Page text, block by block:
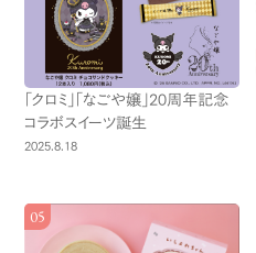
「クロミ」「なごや嬢」20周年記念
コラボスイーツ誕生
2025.8.18